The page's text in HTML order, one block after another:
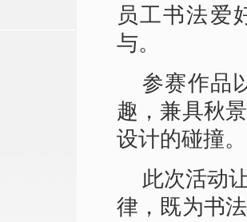
员工书法爱
与。
参赛作品
趣，兼具秋
设计的碰撞。
此次活动
律，既为书